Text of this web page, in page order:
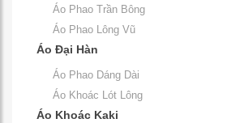
Áo Phao Trần Bông
Áo Phao Lông Vũ
Áo Đại Hàn
Áo Phao Dáng Dài
Áo Khoác Lót Lông
Áo Khoác Kaki